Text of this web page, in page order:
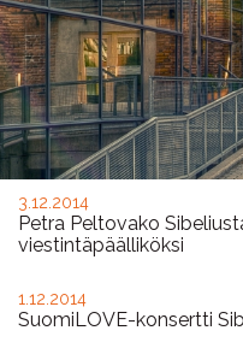
3.12.2014
Petra Peltovako
viestintäpäälliköksi
1.12.2014
SuomiLOVE-konsertti